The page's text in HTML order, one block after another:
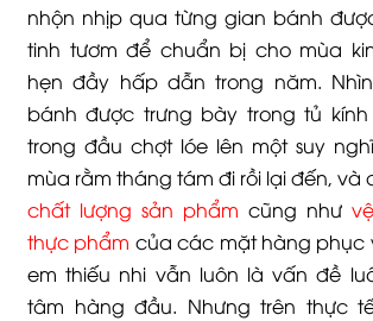
nhộn nhịp qua từng gian bánh
tinh tươm để chuẩn bị cho mùa
hẹn đầy hấp dẫn trong năm.
bánh được trưng bày trong tủ
trong đầu chợt lóe lên một suy
mùa rằm tháng tám đi rồi lại đến, và
chất lượng sản phẩm cũng như
thực phẩm của các mặt hàng phục
em thiếu nhi vẫn luôn là vấn đề
tâm hàng đầu. Nhưng trên thực